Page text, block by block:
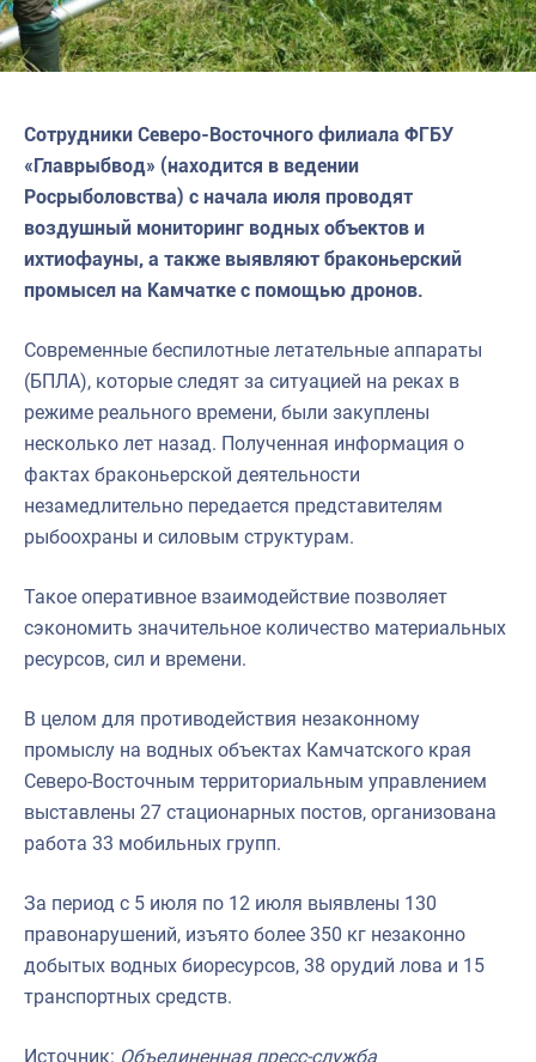
Сотрудники Северо-Восточного филиала ФГБУ
«Главрыбвод» (находится в ведении
Росрыболовства) с начала июля проводят
воздушный мониторинг водных объектов и
ихтиофауны, а также выявляют браконьерский
промысел на Камчатке с помощью дронов.
Современные беспилотные летательные аппараты
(БПЛА), которые следят за ситуацией на реках в
режиме реального времени, были закуплены
несколько лет назад. Полученная информация о
фактах браконьерской деятельности
незамедлительно передается представителям
рыбоохраны и силовым структурам.
Такое оперативное взаимодействие позволяет
сэкономить значительное количество материальных
ресурсов, сил и времени.
В целом для противодействия незаконному
промыслу на водных объектах Камчатского края
Северо-Восточным территориальным управлением
выставлены 27 стационарных постов, организована
работа 33 мобильных групп.
За период с 5 июля по 12 июля выявлены 130
правонарушений, изъято более 350 кг незаконно
добытых водных биоресурсов, 38 орудий лова и 15
транспортных средств.
Источник: Объединенная пресс-служба